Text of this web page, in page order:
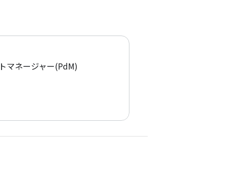
マネージャー(PdM)